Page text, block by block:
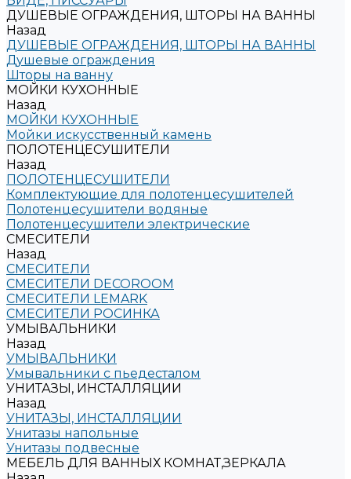
ДУШЕВЫЕ ОГРАЖДЕНИЯ, ШТОРЫ НА ВАННЫ
Назад
ДУШЕВЫЕ ОГРАЖДЕНИЯ, ШТОРЫ НА ВАННЫ
Душевые ограждения
Шторы на ванну
МОЙКИ КУХОННЫЕ
Назад
МОЙКИ КУХОННЫЕ
Мойки искусственный камень
ПОЛОТЕНЦЕСУШИТЕЛИ
Назад
ПОЛОТЕНЦЕСУШИТЕЛИ
Комплектующие для полотенцесушителей
Полотенцесушители водяные
Полотенцесушители электрические
СМЕСИТЕЛИ
Назад
СМЕСИТЕЛИ
СМЕСИТЕЛИ DECOROOM
СМЕСИТЕЛИ LEMARK
СМЕСИТЕЛИ РОСИНКА
УМЫВАЛЬНИКИ
Назад
УМЫВАЛЬНИКИ
Умывальники с пьедесталом
УНИТАЗЫ, ИНСТАЛЛЯЦИИ
Назад
УНИТАЗЫ, ИНСТАЛЛЯЦИИ
Унитазы напольные
Унитазы подвесные
МЕБЕЛЬ ДЛЯ ВАННЫХ КОМНАТ,ЗЕРКАЛА